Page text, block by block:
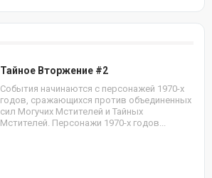
Тайное Вторжение #2
События начинаются с персонажей 1970-х
годов, сражающихся против объединенных
сил Могучих Мстителей и Тайных
Мстителей. Персонажи 1970-х годов...